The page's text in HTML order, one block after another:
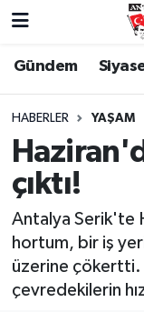
Gündem
HABERLER YAŞAM
çıktı!
Antalya Serik'te
hortum, bir iş
üzerine çökertti.
çevredekilerin
Gündem
Siyaset
Yerel
Spor
Yaşam
Nöbetçi
Hava Durumu
Trafik
Tüm
Son Dakika